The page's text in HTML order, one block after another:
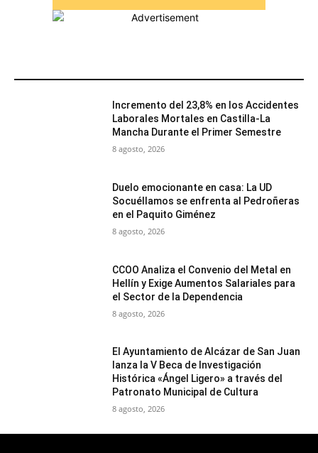
Incremento del 23,8% en los Accidentes
Laborales Mortales en Castilla-La
Mancha Durante el Primer Semestre
8 agosto, 2026
Duelo emocionante en casa: La UD
Socuéllamos se enfrenta al Pedroñeras
en el Paquito Giménez
8 agosto, 2026
CCOO Analiza el Convenio del Metal en
Hellín y Exige Aumentos Salariales para
el Sector de la Dependencia
8 agosto, 2026
El Ayuntamiento de Alcázar de San Juan
lanza la V Beca de Investigación
Histórica «Ángel Ligero» a través del
Patronato Municipal de Cultura
8 agosto, 2026